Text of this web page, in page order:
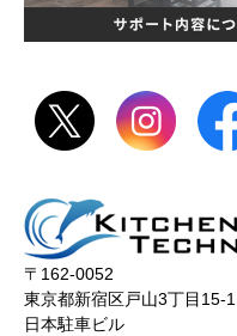
〒162-0052
東京都新宿区戸山3丁目15-1
日本駐車ビル